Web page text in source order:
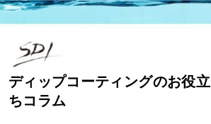
コ
ン
に
ス
ディップコーティングのお役立
ちコラム